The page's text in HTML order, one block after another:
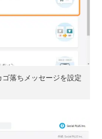
落ちメッセージを設定